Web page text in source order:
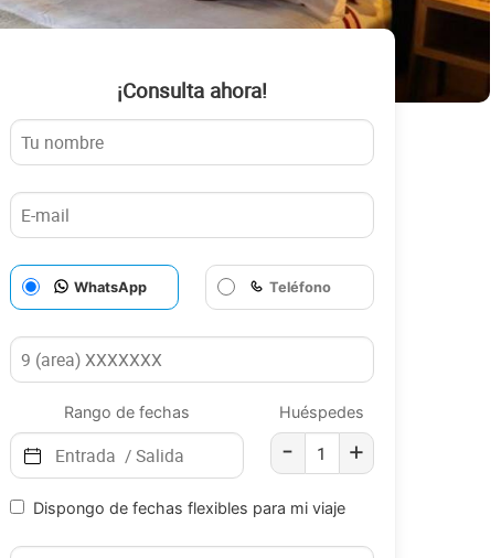
¡Consulta ahora!
WhatsApp Teléfono
Rango de fechas Huéspedes
- +
Dispongo de fechas flexibles para mi viaje